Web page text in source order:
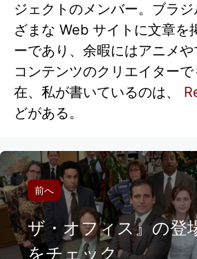
ジェクトのメンバー。ブラジ
ざまな Web サイトに文章を
ーであり、余暇にはアニメ
コンテンツのクリエイター
在、私が書いているのは、
どがある。
前へ
ザ・オフィス』の登
をチェック